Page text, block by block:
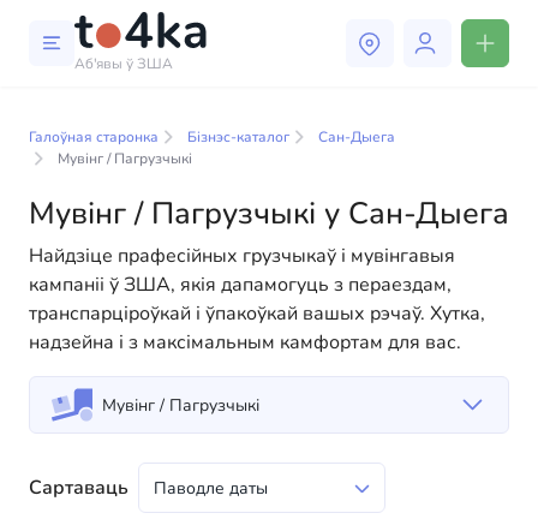
Аб'явы ў ЗША
У нашым каталогу бізнес-паслуг вы знойдзеце
дапамагчы людзям адаптавацца да жыцця ў ЗША.
Мы прапануем разнастайныя рашэнні як для
фізічных, так і для юрыдычных асоб, каб зрабіць
ваша жыццё ў Амерыцы больш камфортным і
зручным. Ад прафесійных кансультацый да
паўсядзённай дапамогі — у нас ёсць усё
неабходнае для паспяховага пачатку вашага новага
жыцця ў ЗША
Галоўная старонка Бізнэс-каталог
Сан-Дыега
Мувінг / Пагрузчыкі
Мувінг / Пагрузчыкі у Сан-Дыега
Найдзіце прафесійных грузчыкаў і мувінгавыя
кампаніі ў ЗША, якія дапамогуць з пераездам,
транспарціроўкай і ўпакоўкай вашых рэчаў. Хутка,
надзейна і з максімальным камфортам для вас.
Мувінг / Пагрузчыкі
Сартаваць